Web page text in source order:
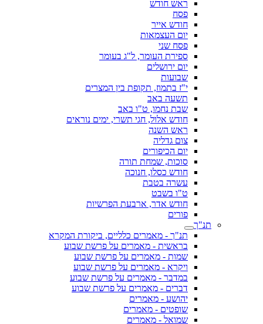
ראש חודש
פסח
חודש אייר
יום העצמאות
פסח שני
ספירת העומר, ל"ג בעומר
יום ירושלים
שבועות
י"ז בתמוז, תקופת בין המצרים
תשעה באב
שבת נחמו, ט"ו באב
חודש אלול, חגי תשרי, ימים נוראים
ראש השנה
צום גדליה
יום הכיפורים
סוכות, שמחת תורה
חודש כסלו, חנוכה
עשרה בטבת
ט"ו בשבט
חודש אדר, ארבעת הפרשיות
פורים
תנ"ך
תנ"ך - מאמרים כלליים, ביקורת המקרא
בראשית - מאמרים על פרשת שבוע
שמות - מאמרים על פרשת שבוע
ויקרא - מאמרים על פרשת שבוע
במדבר - מאמרים על פרשת שבוע
דברים - מאמרים על פרשת שבוע
יהושע - מאמרים
שופטים - מאמרים
שמואל - מאמרים